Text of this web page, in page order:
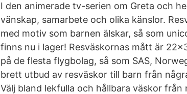
I den animerade tv-serien om Greta och
vänskap, samarbete och olika känslor.
med motiv som barnen älskar, så som
finns nu i lager! Resväskornas mått är
på de flesta flygbolag, så som SAS,
brett utbud av resväskor till barn från
Välj bland lekfulla och hållbara väskor